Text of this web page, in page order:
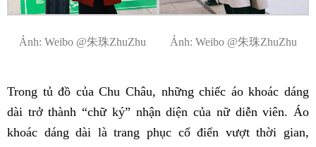
Ảnh: Weibo @朱珠ZhuZhu Ảnh: Weibo @朱珠ZhuZhu
Trong tủ đồ của Chu Châu, những chiếc áo khoác dáng
dài trở thành “chữ ký” nhận diện của nữ diễn viên. Áo
khoác dáng dài là trang phục cổ điển vượt thời gian,